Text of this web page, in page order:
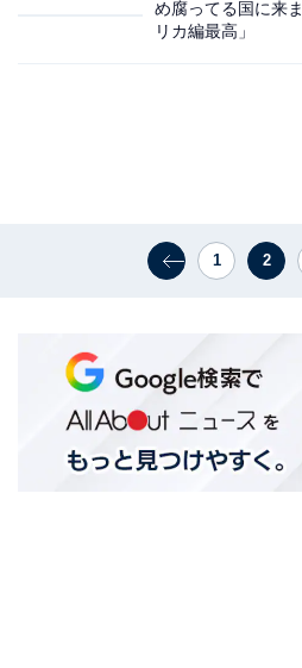
め腐ってる国に来
リカ編最高」
1 2